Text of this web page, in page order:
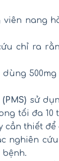
viên nang
chỉ ra
dùng
sử
tối đa
cần thiết
nghiên
bệnh.